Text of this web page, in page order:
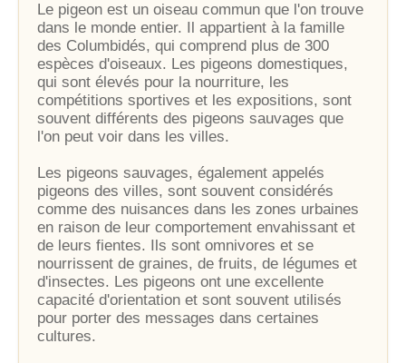
Le pigeon est un oiseau commun que l'on trouve
dans le monde entier. Il appartient à la famille
des Columbidés, qui comprend plus de 300
espèces d'oiseaux. Les pigeons domestiques,
qui sont élevés pour la nourriture, les
compétitions sportives et les expositions, sont
souvent différents des pigeons sauvages que
l'on peut voir dans les villes.
Les pigeons sauvages, également appelés
pigeons des villes, sont souvent considérés
comme des nuisances dans les zones urbaines
en raison de leur comportement envahissant et
de leurs fientes. Ils sont omnivores et se
nourrissent de graines, de fruits, de légumes et
d'insectes. Les pigeons ont une excellente
capacité d'orientation et sont souvent utilisés
pour porter des messages dans certaines
cultures.